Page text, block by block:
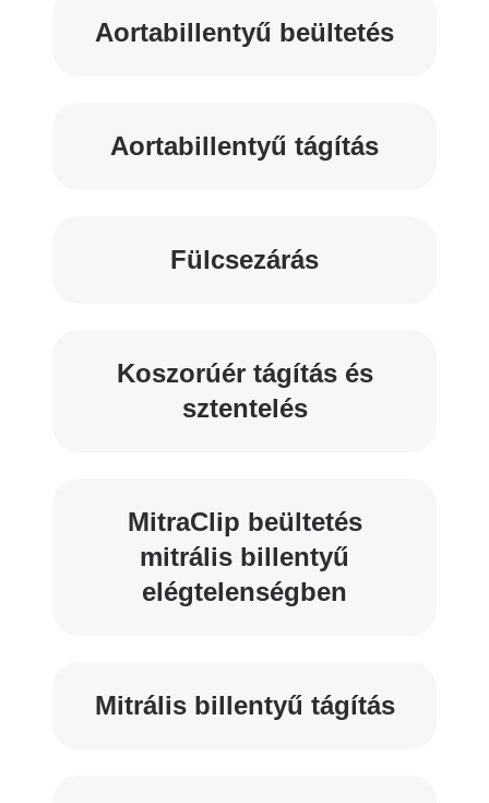
Aortabillentyű beültetés
Aortabillentyű tágítás
Fülcsezárás
Koszorúér tágítás és
sztentelés
MitraClip beültetés
mitrális billentyű
elégtelenségben
Mitrális billentyű tágítás